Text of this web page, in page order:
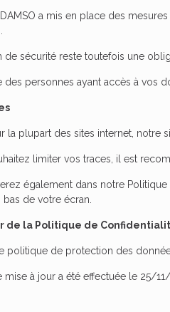
DAMSO a mis en place des
de sécurité reste toutefois une
des personnes ayant accès à
la plupart des sites internet, notre
limiter vos traces, il est
également dans notre
bas de votre écran.
de la Politique de
politique de protection des
mise à jour a été effectuée le 25/